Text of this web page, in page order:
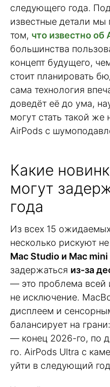
следующего года.
известные детали мы
том, что известно об
большинства
концепт будущего,
стоит планировать
сама технология
доведёт её до ума,
могут стать такой же
AirPods с
Какие
могут
года
Из всех 15
несколько рискуют
Mac Studio и Mac mini
задержаться из-за
— это проблема всей
не исключение.
дисплеем и
балансирует на
— конец 2026-го, по
го. AirPods Ultra с
уйти в следующий